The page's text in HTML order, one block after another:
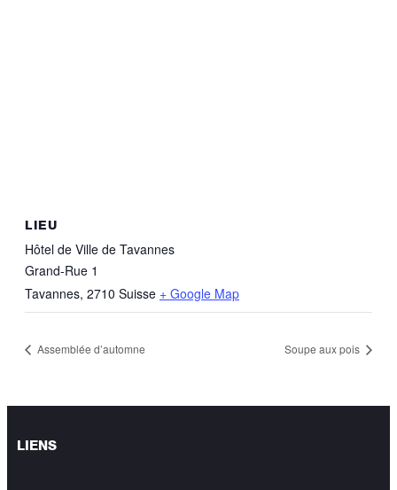
LIEU
Hôtel de Ville de Tavannes
Grand-Rue 1
Tavannes, 2710 Suisse + Google Map
Assemblée d’automne Soupe aux pois
LIENS